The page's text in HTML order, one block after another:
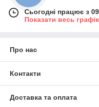
Сьогодні працює з
Показати весь
Про нас
Контакти
Доставка та оплата